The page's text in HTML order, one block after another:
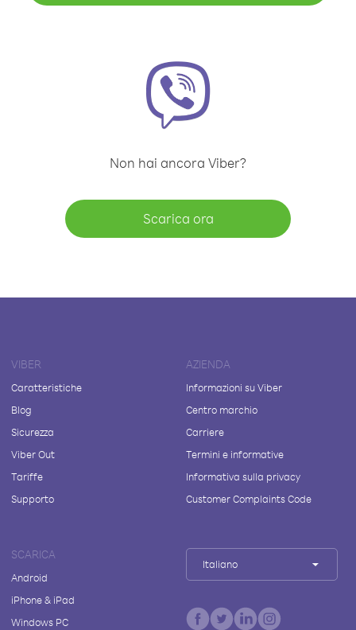
Non hai ancora Viber?
Scarica ora
VIBER
Caratteristiche
Blog
Sicurezza
Viber Out
Tariffe
Supporto
AZIENDA
Informazioni su Viber
Centro marchio
Carriere
Termini e informative
Informativa sulla privacy
Customer Complaints Code
SCARICA
Android
iPhone & iPad
Windows PC
Italiano